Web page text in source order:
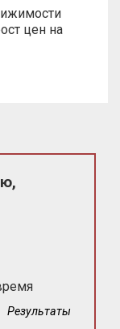
цен на
Результаты